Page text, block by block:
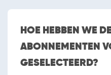
HOE HEBBEN WE
ABONNEMENTEN
GESELECTEERD?